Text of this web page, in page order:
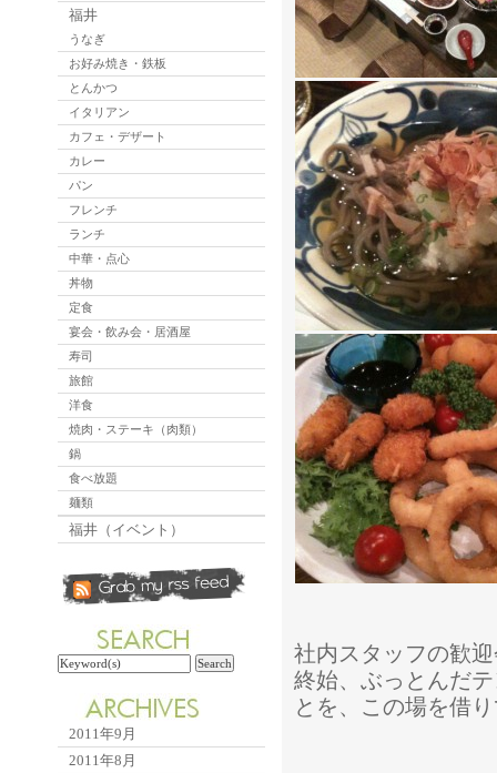
社内スタッフの歓
終始、ぶっとんだ
とを、この場を借
福井
うなぎ
お好み焼き・鉄板
とんかつ
イタリアン
カフェ・デザート
カレー
パン
フレンチ
ランチ
中華・点心
丼物
定食
宴会・飲み会・居酒屋
寿司
旅館
洋食
焼肉・ステーキ（肉類）
鍋
食べ放題
麺類
福井（イベント）
2011年9月
2011年8月